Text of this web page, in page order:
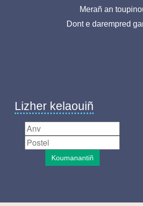
Merañ an
Dont e darempred
Lizher kelaouiñ
Koumanantiñ